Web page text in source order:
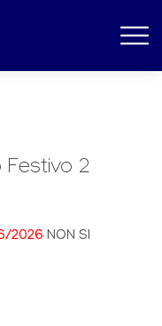
Festivo 2
2026 NON SI